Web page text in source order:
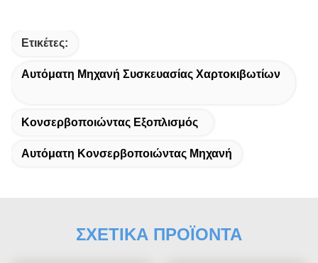
Ετικέτες:
Αυτόματη Μηχανή Συσκευασίας Χαρτοκιβωτίων
Κονσερβοποιώντας Εξοπλισμός
Αυτόματη Κονσερβοποιώντας Μηχανή
ΣΧΕΤΙΚΑ ΠΡΟΪΟΝΤΑ